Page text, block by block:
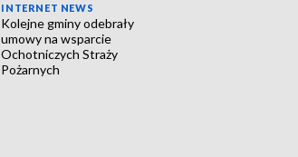
INTERNET NEWS
Kolejne gminy odebrały
umowy na wsparcie
Ochotniczych Straży
Pożarnych